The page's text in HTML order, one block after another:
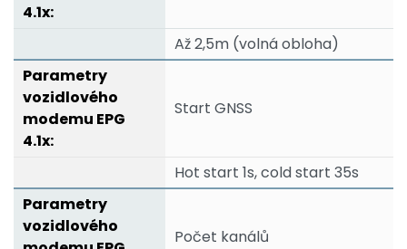
Až 2,5m (volná obloha)
Start GNSS
Hot start 1s, cold start 35s
Počet kanálů